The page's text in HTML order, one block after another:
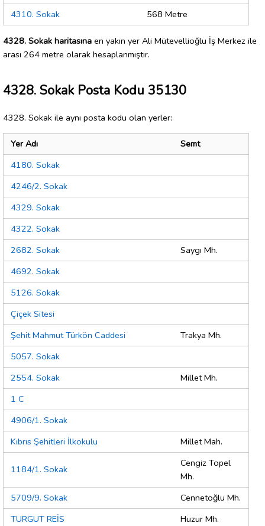
4310. Sokak
568 Metre
4328. Sokak haritasına en yakın yer Ali Mütevellioğlu İş Merkez ile
arası 264 metre olarak hesaplanmıştır.
4328. Sokak Posta Kodu 35130
4328. Sokak ile aynı posta kodu olan yerler:
Yer Adı
Semt
4180. Sokak
4246/2. Sokak
4329. Sokak
4322. Sokak
2682. Sokak
Saygı Mh.
4692. Sokak
5126. Sokak
Çiçek Sitesi
Şehit Mahmut Türkön Caddesi
Trakya Mh.
5057. Sokak
2554. Sokak
Millet Mh.
1 C
4906/1. Sokak
Kıbrıs Şehitleri İlkokulu
Millet Mah.
1184/1. Sokak
Cengiz Topel
Mh.
5709/9. Sokak
Cennetoğlu Mh.
TURGUT REİS
Huzur Mh.